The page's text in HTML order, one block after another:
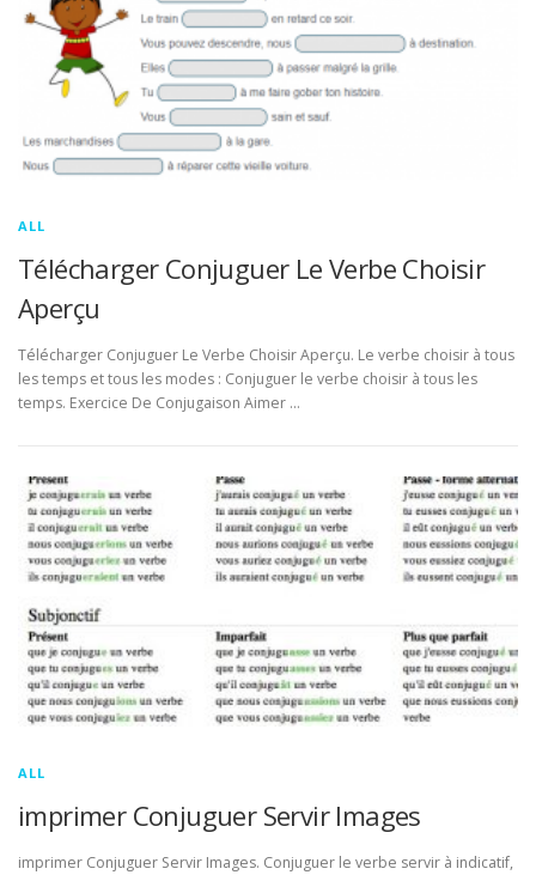
ALL
Télécharger Conjuguer Le Verbe Choisir
Aperçu
Télécharger Conjuguer Le Verbe Choisir Aperçu. Le verbe choisir à tous
les temps et tous les modes : Conjuguer le verbe choisir à tous les
temps. Exercice De Conjugaison Aimer …
ALL
imprimer Conjuguer Servir Images
imprimer Conjuguer Servir Images. Conjuguer le verbe servir à indicatif,